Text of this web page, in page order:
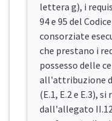
lettera g), i
94 e 95 del
consorziate
che prestano i
possesso delle
all'attribuzione
(E.1, E.2 e E.3),
dall'allegato